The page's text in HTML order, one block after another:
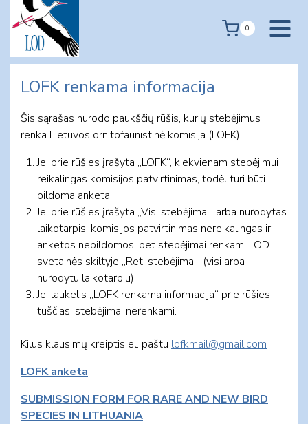
content
0
LOFK renkama informacija
Šis sąrašas nurodo paukščių rūšis, kurių stebėjimus
renka Lietuvos ornitofaunistinė komisija (LOFK).
Jei prie rūšies įrašyta „LOFK“, kiekvienam stebėjimui
reikalingas komisijos patvirtinimas, todėl turi būti
pildoma anketa.
Jei prie rūšies įrašyta „Visi stebėjimai“ arba nurodytas
laikotarpis, komisijos patvirtinimas nereikalingas ir
anketos nepildomos, bet stebėjimai renkami LOD
svetainės skiltyje „Reti stebėjimai“ (visi arba
nurodytu laikotarpiu).
Jei laukelis „LOFK renkama informacija“ prie rūšies
tuščias, stebėjimai nerenkami.
Kilus klausimų kreiptis el. paštu lofkmail@gmail.com
LOFK anketa
SUBMISSION FORM FOR RARE AND NEW BIRD
SPECIES IN LITHUANIA